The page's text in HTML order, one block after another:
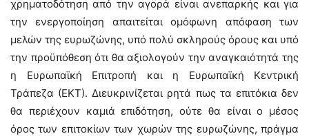
χρηματοδότηση από την αγορά είναι ανεπαρκής και για
την ενεργοποίηση απαιτείται ομόφωνη απόφαση των
μελών της ευρωζώνης, υπό πολύ σκληρούς όρους και υπό
την προϋπόθεση ότι θα αξιολογούν την αναγκαιότητά της
η Ευρωπαϊκή Επιτροπή και η Ευρωπαϊκή Κεντρική
Τράπεζα (ΕΚΤ). Διευκρινίζεται ρητά πως τα επιτόκια δεν
θα περιέχουν καμιά επιδότηση, ούτε θα είναι ο μέσος
όρος των επιτοκίων των χωρών της ευρωζώνης, πράγμα